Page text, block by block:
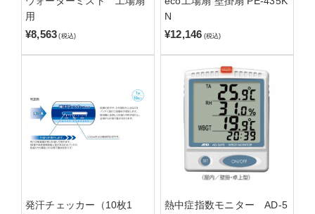
用
¥8,563 (税込)
N
¥12,146 (税込)
発汗チェッカー（10枚1
熱中症指数モニター AD-5